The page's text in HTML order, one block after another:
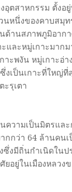
อุตสาหกรรม ตั้งอ
นหนึ่งของคาบสมุ
ด้านสภาพภูมิอาก
และหมู่เกาะมากม
าะพงัน หมู่เกาะอ่
งเป็นเกาะที่ใหญ่ที่
ะรุเตา
ความเป็นมิตรแล
กกว่า 64 ล้านคน
งมีถิ่นกำเนิดในป
อยู่ในเมืองหลวงข